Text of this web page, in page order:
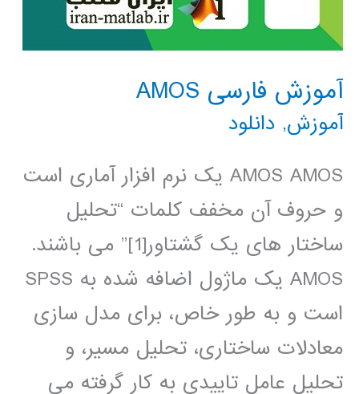
آموزش فارسی AMOS
آموزش, دانلود
AMOS AMOS یک نرم افزار آماری است
و حروف آن مخفف کلمات “تحلیل
ساختار های یک گشتاور[1]” می باشند.
AMOS یک ماژول اضافه شده به SPSS
است و به طور خاص، برای مدل سازی
معادلات ساختاری، تحلیل مسیر، و
تحلیل عامل تاییدی به کار گرفته می